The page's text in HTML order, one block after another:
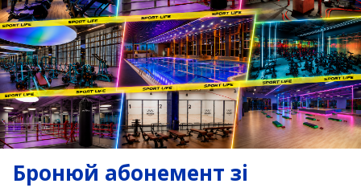
Бронюй абонемент зі